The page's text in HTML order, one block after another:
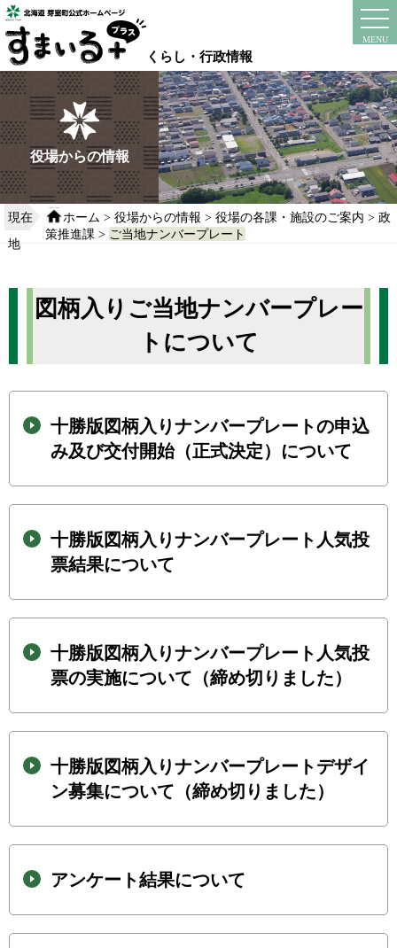
本
文
へ
移
動
る
くらし・行政情報
MENU
instagram
役場からの情報
現在
地
ホーム >役場からの情報 >役場の各課・施設のご案内 >政
策推進課 > ご当地ナンバープレート
図柄入りご当地ナンバープレー
トについて
十勝版図柄入りナンバープレートの申込
み及び交付開始（正式決定）について
十勝版図柄入りナンバープレート人気投
票結果について
十勝版図柄入りナンバープレート人気投
票の実施について（締め切りました）
十勝版図柄入りナンバープレートデザイ
ン募集について（締め切りました）
アンケート結果について